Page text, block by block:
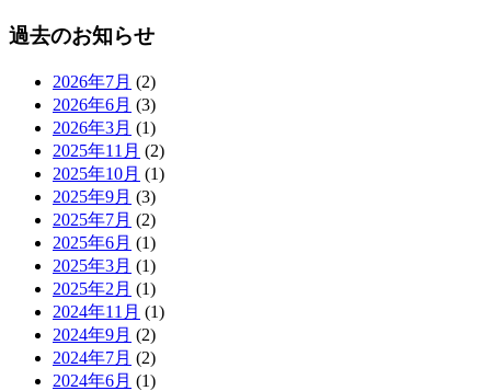
過去のお知らせ
2026年7月 (2)
2026年6月 (3)
2026年3月 (1)
2025年11月 (2)
2025年10月 (1)
2025年9月 (3)
2025年7月 (2)
2025年6月 (1)
2025年3月 (1)
2025年2月 (1)
2024年11月 (1)
2024年9月 (2)
2024年7月 (2)
2024年6月 (1)